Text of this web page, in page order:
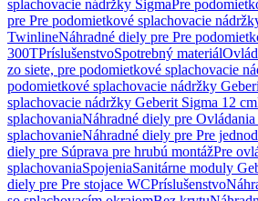
splachovacie nádržky SigmaPre
pre Pre podomietkové splachovacie
TwinlineNáhradné diely pre Pre
300TPríslušenstvoSpotrebný materiál
zo siete, pre podomietkové splachovacie
podomietkové splachovacie nádržky
splachovacie nádržky Geberit Sigma 12 cm
splachovaniaNáhradné diely pre
splachovanieNáhradné diely pre Pre
diely pre Súprava pre hrubú montážPre
splachovaniaSpojeniaSanitárne moduly
diely pre Pre stojace WCPríslušenstvo